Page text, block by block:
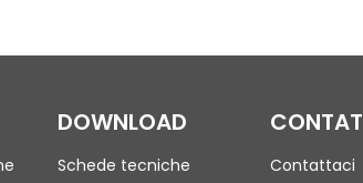
DOWNLOAD
Schede tecniche
Contattaci